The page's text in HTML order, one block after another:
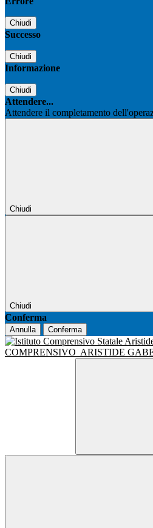
Chiudi
Successo
Chiudi
Informazione
Chiudi
Attendere...
Attendere il completamento
Chiudi
Chiudi
Conferma
Annulla Conferma
COMPRENSIVO ARISTIDE